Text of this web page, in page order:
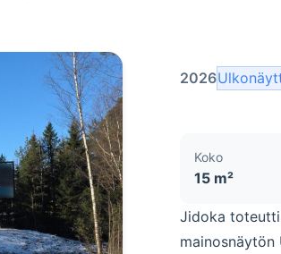
2026
Koko
15 m²
Jidoka toteutti
mainosnäytön